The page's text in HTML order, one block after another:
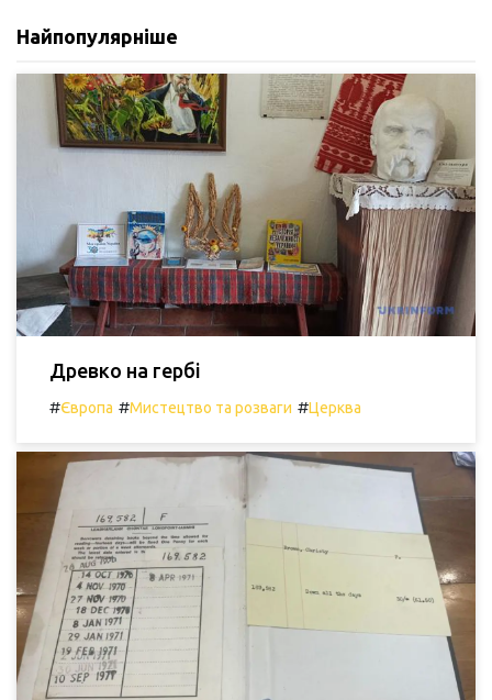
Найпопулярніше
Древко на гербі
#Європа #Мистецтво та розваги #Церква